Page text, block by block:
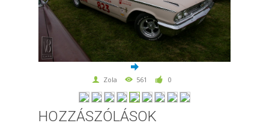
Zola 561 0
HOZZÁSZÓLÁSOK